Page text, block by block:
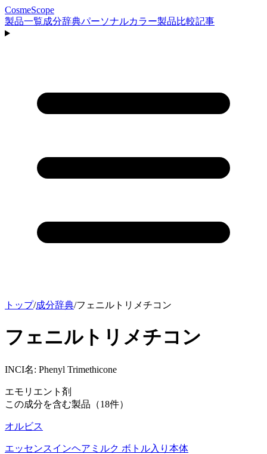
CosmeScope
製品一覧成分辞典パーソナルカラー製品比較記事
トップ/成分辞典/フェニルトリメチコン
フェニルトリメチコン
INCI名: Phenyl Trimethicone
エモリエント剤
この成分を含む製品（18件）
オルビス
エッセンスインヘアミルク ボトル入り本体